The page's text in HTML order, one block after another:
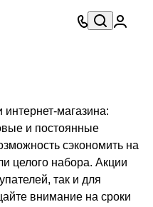
магазина:
и постоянные
сэкономить на
целого набора. Акции
так и для
внимание на сроки